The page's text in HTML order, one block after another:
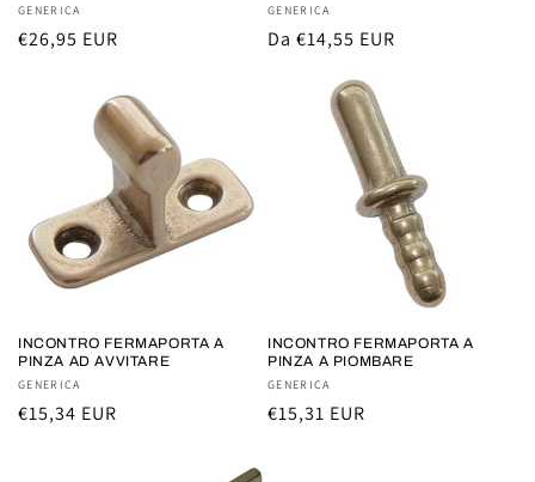
:
Fornitore:
GENERICA
Prezzo
€26,95 EUR
Fornitore:
GENERICA
Prezzo
Da €14,55 EUR
INCONTRO FERMAPORTA A
PINZA AD AVVITARE
Fornitore:
GENERICA
Prezzo
€15,34 EUR
INCONTRO FERMAPORTA A
PINZA A PIOMBARE
Fornitore:
GENERICA
Prezzo
€15,31 EUR